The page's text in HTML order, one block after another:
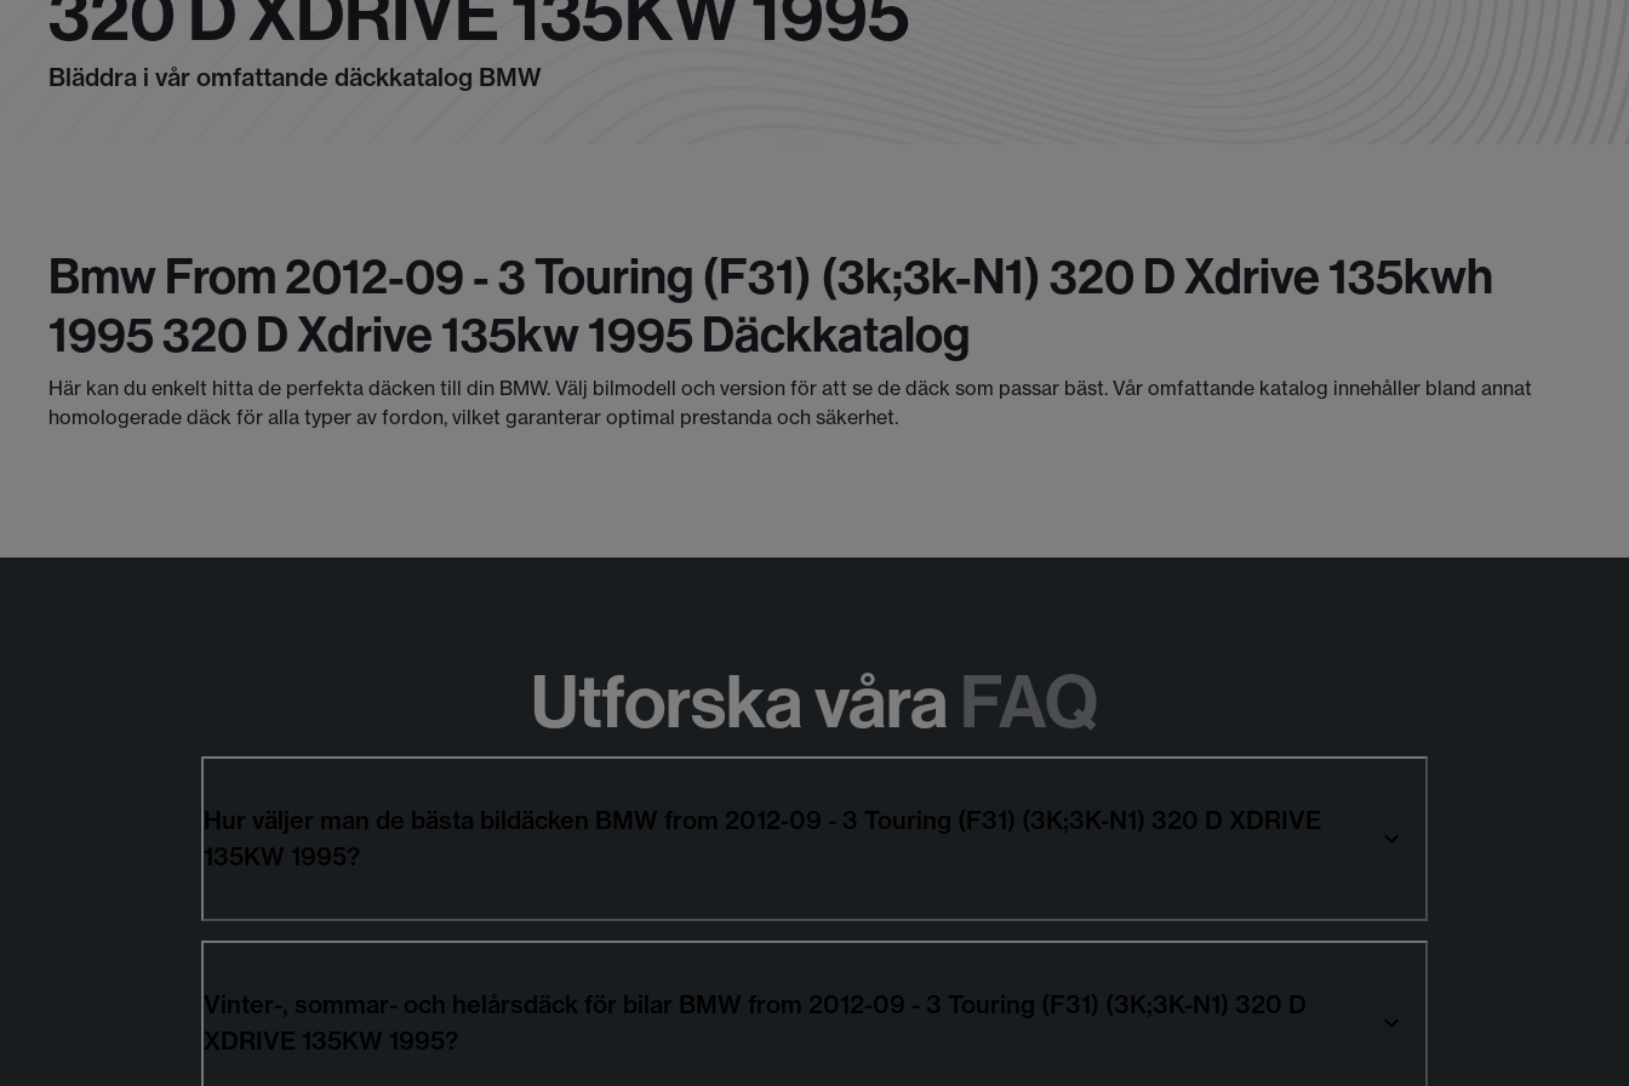
Bläddra i vår omfattande däckkatalog BMW
Bmw From 2012-09 - 3 Touring (f31) (3k;3k-N1) 320 D Xdrive 135kwh
1995 320 D Xdrive 135kw 1995 Däckkatalog
Här kan du enkelt hitta de perfekta däcken till din BMW. Välj bilmodell och version för att se de däck som passar bäst. Vår omfattande katalog innehåller bland annat
homologerade däck för alla typer av fordon, vilket garanterar optimal prestanda och säkerhet.
Utforska våraFAQ
Hur väljer man de bästa bildäcken BMW from 2012-09 - 3 Touring (F31) (3K;3K-N1) 320 D XDRIVE
135KW 1995?
Vinter-, sommar- och helårsdäck för bilar BMW from 2012-09 - 3 Touring (F31) (3K;3K-N1) 320 D
XDRIVE 135KW 1995?